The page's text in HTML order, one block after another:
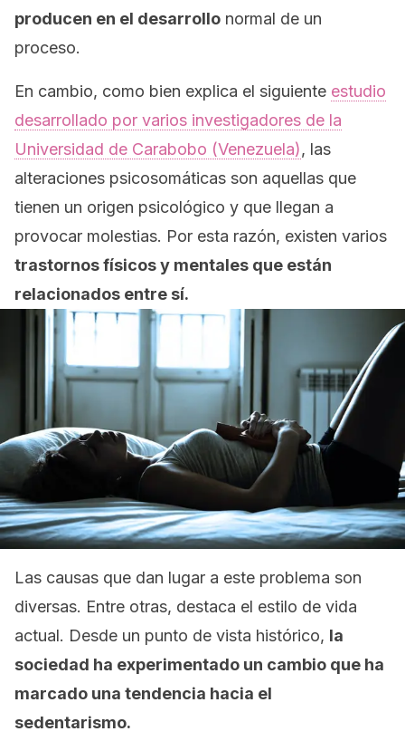
producen en el desarrollo normal de un
proceso.
En cambio, como bien explica el siguiente estudio
desarrollado por varios investigadores de la
Universidad de Carabobo (Venezuela), las
alteraciones psicosomáticas son aquellas que
tienen un origen psicológico y que llegan a
provocar molestias. Por esta razón, existen varios
trastornos físicos y mentales que están
relacionados entre sí.
Las causas que dan lugar a este problema son
diversas. Entre otras, destaca el estilo de vida
actual. Desde un punto de vista histórico, la
sociedad ha experimentado un cambio que ha
marcado una tendencia hacia el
sedentarismo.